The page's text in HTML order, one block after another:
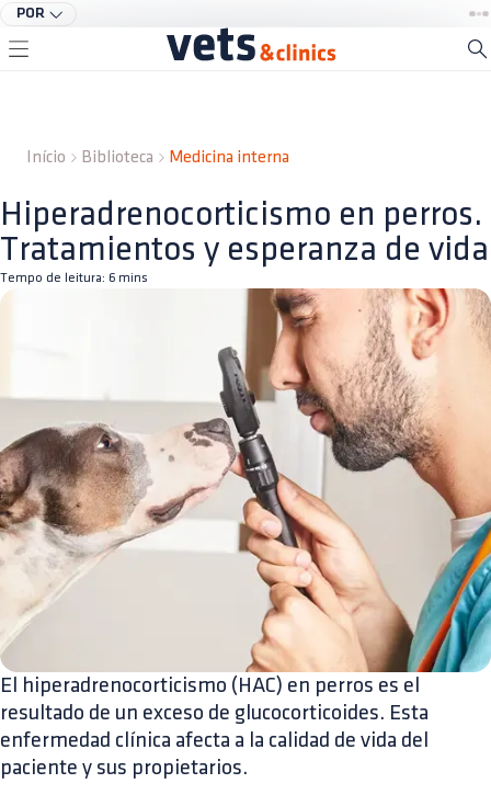
POR
Início Biblioteca Medicina interna
Hiperadrenocorticismo en perros.
Tratamientos y esperanza de vida
Tempo de leitura: 6 mins
El hiperadrenocorticismo (HAC) en perros es el
resultado de un exceso de glucocorticoides. Esta
enfermedad clínica afecta a la calidad de vida del
paciente y sus propietarios.